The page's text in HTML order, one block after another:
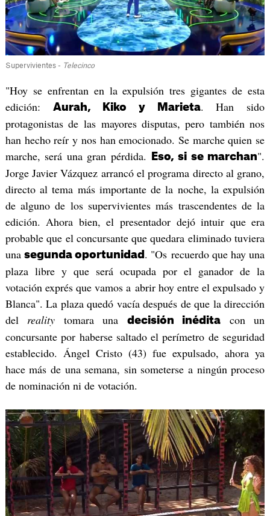
Supervivientes - Telecinco
"Hoy se enfrentan en la expulsión tres gigantes de esta
edición:
Aurah, Kiko y Marieta. Han sido
protagonistas de las mayores disputas, pero también nos
han hecho reír y nos han emocionado. Se marche quien se
marche, será una gran pérdida.
Eso, si se marchan".
Jorge Javier Vázquez arrancó el programa directo al grano,
directo al tema más importante de la noche, la expulsión
de alguno de los supervivientes más trascendentes de la
edición. Ahora bien, el presentador dejó intuir que era
probable que el concursante que quedara eliminado tuviera
unasegunda oportunidad . "Os recuerdo que hay una
plaza libre y que será ocupada por el ganador de la
votación exprés que vamos a abrir hoy entre el expulsado y
Blanca". La plaza quedó vacía después de que la dirección
del reality tomara una decisión inédita
con un
concursante por haberse saltado el perímetro de seguridad
establecido. Ángel Cristo (43) fue expulsado, ahora ya
hace más de una semana, sin someterse a ningún proceso
de nominación ni de votación.